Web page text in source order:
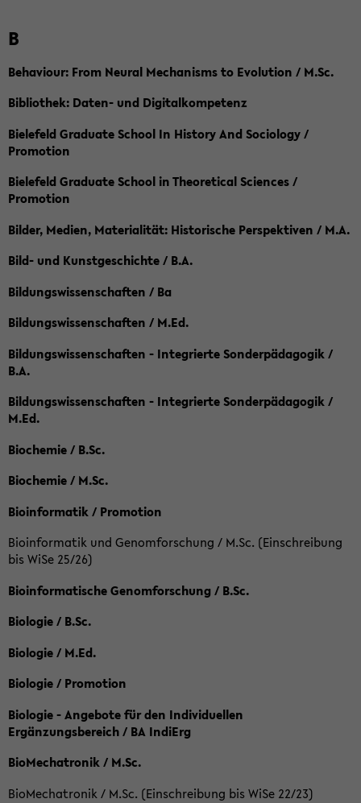
B
Behaviour: From Neural Mechanisms to Evolution / M.Sc.
Bibliothek: Daten- und Digitalkompetenz
Bielefeld Graduate School In History And Sociology /
Promotion
Bielefeld Graduate School in Theoretical Sciences /
Promotion
Bilder, Medien, Materialität: Historische Perspektiven / M.A.
Bild- und Kunstgeschichte / B.A.
Bildungswissenschaften / Ba
Bildungswissenschaften / M.Ed.
Bildungswissenschaften - Integrierte Sonderpädagogik /
B.A.
Bildungswissenschaften - Integrierte Sonderpädagogik /
M.Ed.
Biochemie / B.Sc.
Biochemie / M.Sc.
Bioinformatik / Promotion
Bioinformatik und Genomforschung / M.Sc. (Einschreibung
bis WiSe 25/26)
Bioinformatische Genomforschung / B.Sc.
Biologie / B.Sc.
Biologie / M.Ed.
Biologie / Promotion
Biologie - Angebote für den Individuellen
Ergänzungsbereich / BA IndiErg
BioMechatronik / M.Sc.
BioMechatronik / M.Sc. (Einschreibung bis WiSe 22/23)